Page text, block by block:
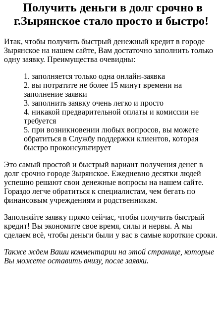
Получить деньги в долг срочно в
г.Зырянское стало просто и быстро!
Итак, чтобы получить быстрый денежный кредит в городе
Зырянское на нашем сайте, Вам достаточно заполнить только
одну заявку. Преимущества очевидны:
1. заполняется только одна онлайн-заявка
2. вы потратите не более 15 минут времени на
заполнение заявки
3. заполнить заявку очень легко и просто
4. никакой предварительной оплаты и комиссии не
требуется
5. при возникновении любых вопросов, вы можете
обратиться в Службу поддержки клиентов, которая
быстро проконсультирует
Это самый простой и быстрый вариант получения денег в
долг срочно городе Зырянское. Ежедневно десятки людей
успешно решают свои денежные вопросы на нашем сайте.
Гораздо легче обратиться к специалистам, чем бегать по
финансовым учреждениям и родственникам.
Заполняйте заявку прямо сейчас, чтобы получить быстрый
кредит! Вы экономите свое время, силы и нервы. А мы
сделаем всё, чтобы деньги были у вас в самые короткие сроки.
Также ждем Ваши комментарии на этой странице, которые
Вы можете оставить внизу, после заявки.